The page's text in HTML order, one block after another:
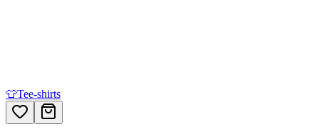
👕Tee-shirts